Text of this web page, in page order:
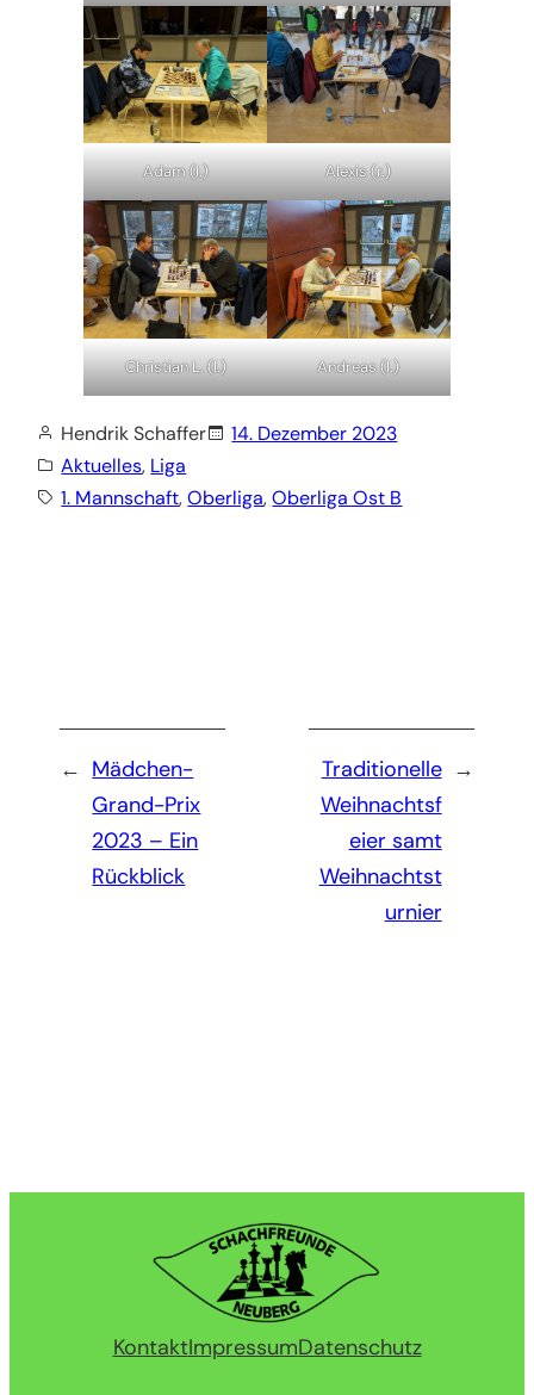
Adam (l.) Alexis (r.)
Christian L. (l.) Andreas (l.)
Hendrik Schaffer
14. Dezember 2023
Aktuelles, Liga
1. Mannschaft, Oberliga, Oberliga Ost B
← Mädchen-
Grand-Prix
2023 – Ein
Rückblick
→
Traditionelle
Weihnachtsf
eier samt
Weihnachtst
urnier
KontaktImpressumDatenschutz